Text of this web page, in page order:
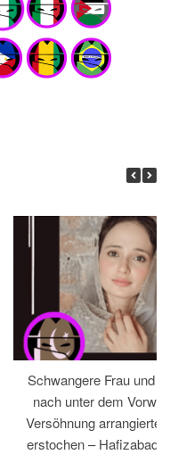
Schwangere Frau und
nach unter dem
Versöhnung
erstochen – Hafizabad,